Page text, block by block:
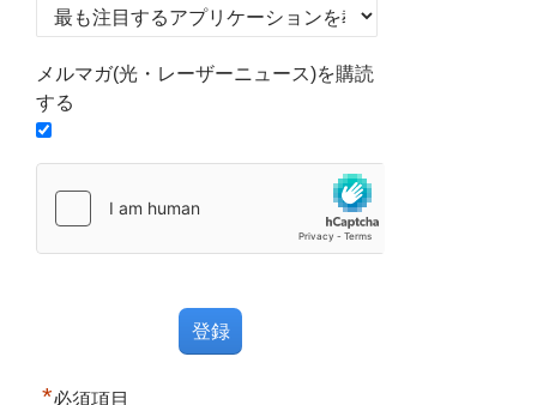
メルマガ(光・レーザーニュース)を購読
する
*必須項目